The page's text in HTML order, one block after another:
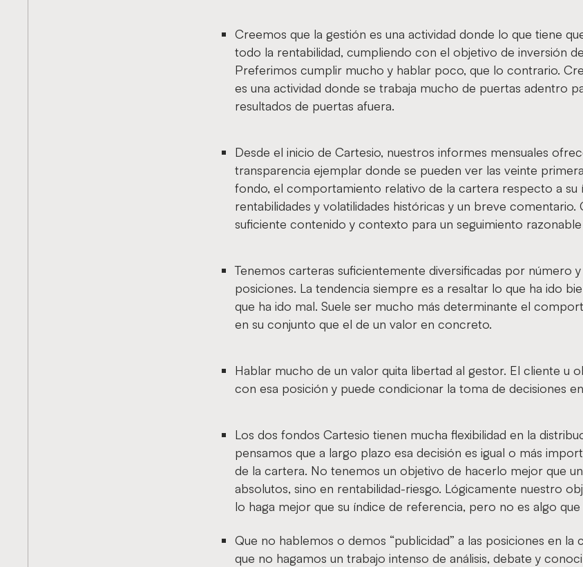
Creemos que la gestión es una actividad donde lo que tiene
todo la rentabilidad, cumpliendo con el objetivo de inversión
Preferimos cumplir mucho y hablar poco, que lo contrario.
es una actividad donde se trabaja mucho de puertas adentro
resultados de puertas afuera.
Desde el inicio de Cartesio, nuestros informes mensuales
transparencia ejemplar donde se pueden ver las veinte
fondo, el comportamiento relativo de la cartera respecto a su
rentabilidades y volatilidades históricas y un breve
suficiente contenido y contexto para un seguimiento
Tenemos carteras suficientemente diversificadas por número
posiciones. La tendencia siempre es a resaltar lo que ha ido
que ha ido mal. Suele ser mucho más determinante el
en su conjunto que el de un valor en concreto.
Hablar mucho de un valor quita libertad al gestor. El cliente u
con esa posición y puede condicionar la toma de decisiones
Los dos fondos Cartesio tienen mucha flexibilidad en la
pensamos que a largo plazo esa decisión es igual o más
de la cartera. No tenemos un objetivo de hacerlo mejor que
absolutos, sino en rentabilidad-riesgo. Lógicamente nuestro
lo haga mejor que su índice de referencia, pero no es algo
Que no hablemos o demos “publicidad” a las posiciones en la
que no hagamos un trabajo intenso de análisis, debate y